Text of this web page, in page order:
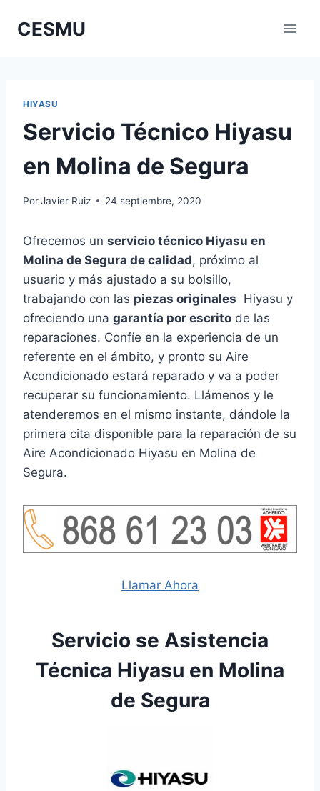
CESMU
HIYASU
Servicio Técnico Hiyasu
en Molina de Segura
PorJavier Ruiz 24 septiembre, 2020
Ofrecemos un servicio técnico Hiyasu en
Molina de Segura de calidad, próximo al
usuario y más ajustado a su bolsillo,
trabajando con las piezas originales Hiyasu y
ofreciendo una garantía por escrito de las
reparaciones. Confíe en la experiencia de un
referente en el ámbito, y pronto su Aire
Acondicionado estará reparado y va a poder
recuperar su funcionamiento. Llámenos y le
atenderemos en el mismo instante, dándole la
primera cita disponible para la reparación de su
Aire Acondicionado Hiyasu en Molina de
Segura.
Llamar Ahora
Servicio se Asistencia
Técnica Hiyasu en Molina
de Segura